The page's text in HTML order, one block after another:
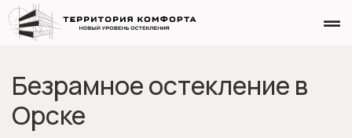
Безрамное остекление в
Орске